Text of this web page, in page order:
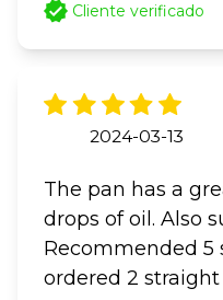
Cliente verificado
2024-03-13
The pan has a
drops of oil. Also
Recommended 5
ordered 2